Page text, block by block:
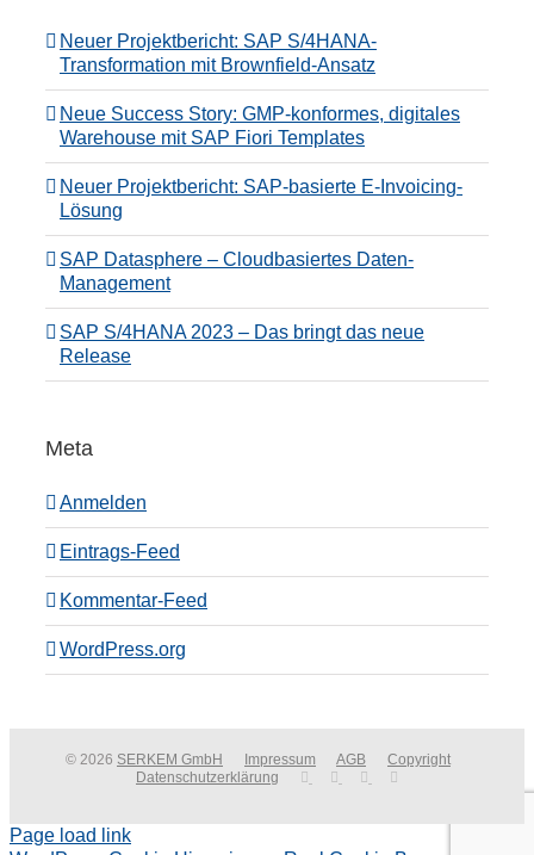
Neuer Projektbericht: SAP S/4HANA-
Transformation mit Brownfield-Ansatz
Neue Success Story: GMP-konformes, digitales
Warehouse mit SAP Fiori Templates
Neuer Projektbericht: SAP-basierte E-Invoicing-
Lösung
SAP Datasphere – Cloudbasiertes Daten-
Management
SAP S/4HANA 2023 – Das bringt das neue
Release
Meta
Anmelden
Eintrags-Feed
Kommentar-Feed
WordPress.org
© 2026 SERKEM GmbH Impressum AGB
Copyright
Datenschutzerklärung
Page load link